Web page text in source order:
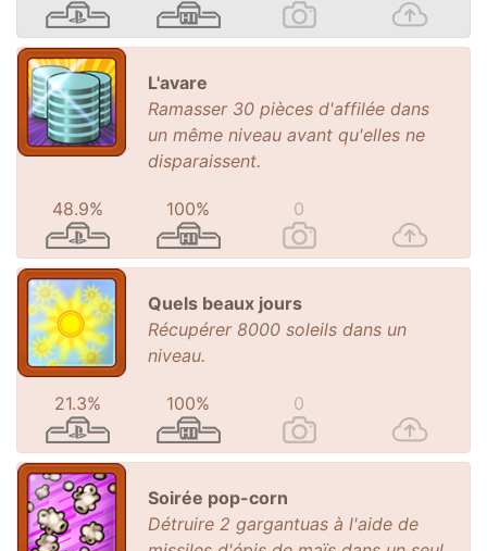
L'avare
Ramasser 30 pièces d'affilée dans
un même niveau avant qu'elles ne
disparaissent.
48.9% 100% 0
Quels beaux jours
Récupérer 8000 soleils dans un
niveau.
21.3% 100% 0
Soirée pop-corn
Détruire 2 gargantuas à l'aide de